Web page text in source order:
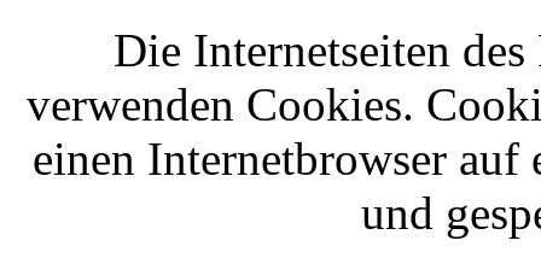
Die Internetseiten
verwenden Cookies.
einen Internetbrowser auf
und